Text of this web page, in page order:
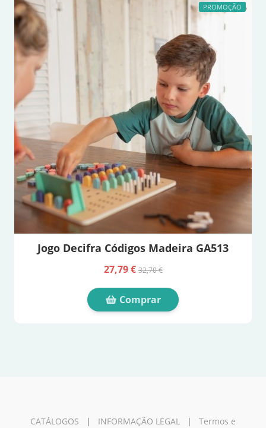
PROMOÇÃO
Jogo Decifra Códigos Madeira GA513
27,79 €32,70 €
Comprar
CATÁLOGOS | INFORMAÇÃO LEGAL | Termos e